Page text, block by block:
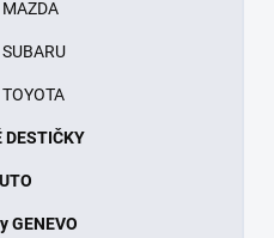
DESTIČKY
GENEVO